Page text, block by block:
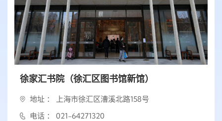
徐家汇书院（徐汇区图书馆新馆）
地址 ： 上海市徐汇区漕溪北路158号
电话 ： 021-64271320